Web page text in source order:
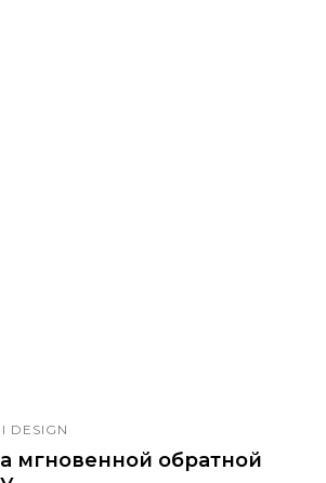
мгновенной обратной